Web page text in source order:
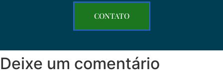
CONTATO
Deixe um comentário